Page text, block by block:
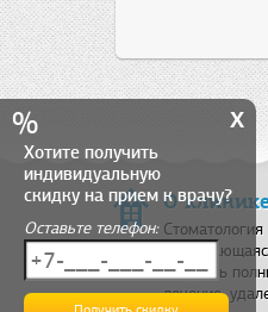
О
получить
лечение,
% x
Хотите получить
индивидуальную
скидку на прием к врачу?
Оставьте телефон: